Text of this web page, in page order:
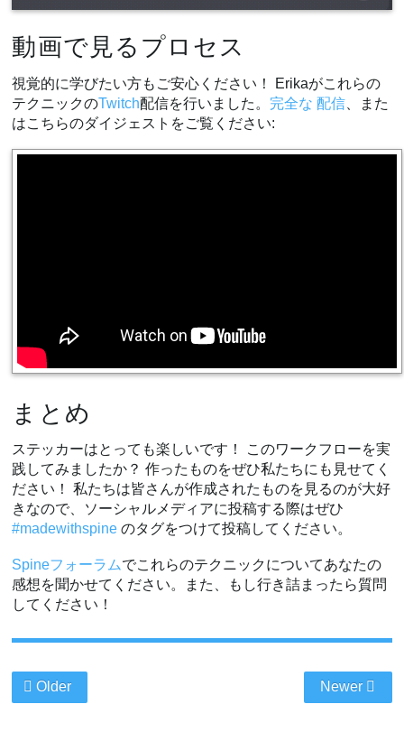
動画で見るプロセス
視覚的に学びたい方もご安心ください！ Erikaがこれらの
テクニックのTwitch配信を行いました。 完全な 配信 、また
はこちらのダイジェストをご覧ください:
まとめ
ステッカーはとっても楽しいです！ このワークフローを実
践してみましたか？ 作ったものをぜひ私たちにも見せてく
ださい！ 私たちは皆さんが作成されたものを見るのが大好
きなので、ソーシャルメディアに投稿する際はぜひ
#madewithspine のタグをつけて投稿してください。
Spineフォーラムでこれらのテクニックについてあなたの
感想を聞かせてください。また、もし行き詰まったら質問
してください！
Older Newer